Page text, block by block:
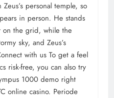
personal temple, so
in person. He stands
on the grid, while the
sky, and Zeus’s
with us To get a feel
risk-free, you can also try
1000 demo right
online casino. Periode